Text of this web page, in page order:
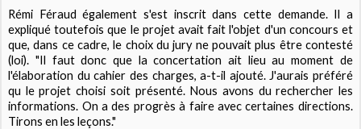
Rémi Féraud également s'est inscrit dans cette demande. Il a
expliqué toutefois que le projet avait fait l'objet d'un concours et
que, dans ce cadre, le choix du jury ne pouvait plus être contesté
(loi). "Il faut donc que la concertation ait lieu au moment de
l'élaboration du cahier des charges, a-t-il ajouté. J'aurais préféré
qu le projet choisi soit présenté. Nous avons du rechercher les
informations. On a des progrès à faire avec certaines directions.
Tirons en les leçons."